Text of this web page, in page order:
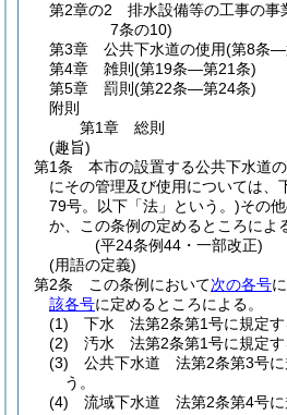
第2章の2
排水設備等の工事の事
7条の10)
第3章
公共下水道の使用(第8条―
第4章
雑則 (第19条―第21条)
第5章
罰則 (第22条―第24条)
附則
第1章
総則
(趣旨)
第1条
本市の設置する公共下水道
にその管理及び使用については、
79号。以下「法」という。)その
か、この条例の定めるところによ
(平24条例44・一部改正)
(用語の定義)
第2条
この条例において次の各号
該各号に定めるところによる。
(1)
下水 法第2条第1号に規定す
(2)
汚水 法第2条第1号に規定す
(3)
公共下水道 法第2条第3号に
う。
(4)
流域下水道 法第2条第4号に